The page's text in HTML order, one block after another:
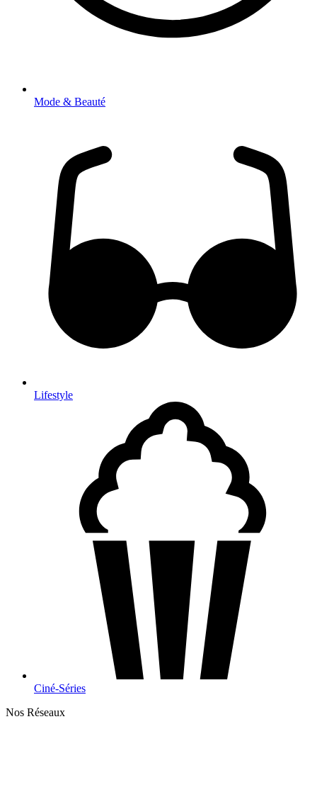
Mode & Beauté
Lifestyle
Ciné-Séries
Nos Réseaux